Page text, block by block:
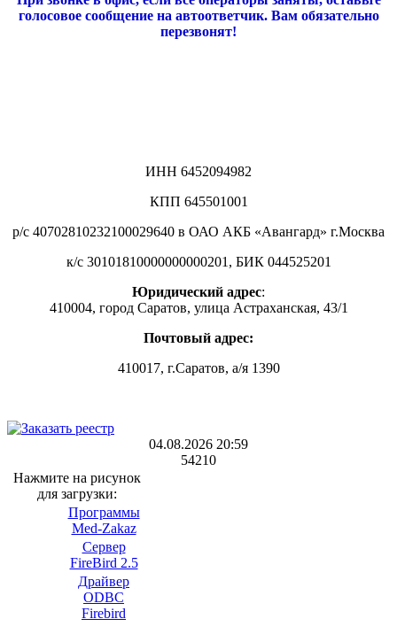
голосовое сообщение на автоответчик. Вам обязательно
перезвонят!
ИНН 6452094982
КПП 645501001
р/с 40702810232100029640 в ОАО АКБ «Авангард» г.Москва
к/с 30101810000000000201, БИК 044525201
Юридический адрес:
410004, город Саратов, улица Астраханская, 43/1
Почтовый адрес:
410017, г.Саратов, а/я 1390
04.08.2026 20:59
54210
Нажмите на рисунок
для загрузки:
Программы
Med-Zakaz
Сервер
FireBird 2.5
Драйвер
ODBC
Firebird